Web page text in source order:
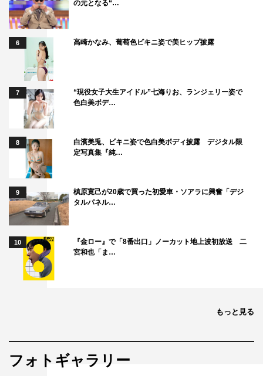
ガレッジセール
チョコレートプラネット ハナコ
二階堂高嗣
長濱ねる 間宮祥太朗
髙橋ひかる
の元となる“…
6 高崎かなみ、葡萄色ビキニ姿で美ヒップ披露
7
“現役女子大生アイドル”七海りお、ランジェリー姿で
色白美ボデ…
8
白濱美兎、ビキニ姿で色白美ボディ披露 デジタル限
定写真集『純…
9
槙原寛己が20歳で買った初愛車・ソアラに興奮「デジ
タルパネル…
10
『金ロー』で「8番出口」ノーカット地上波初放送 二
宮和也「ま…
もっと見る
フォトギャラリー